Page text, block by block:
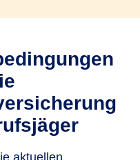
aktuellen